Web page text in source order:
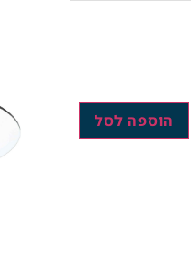
הוספה לסל